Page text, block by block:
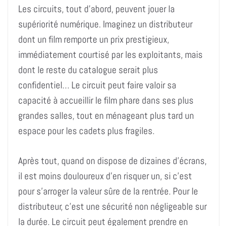
Les circuits, tout d’abord, peuvent jouer la
supériorité numérique. Imaginez un distributeur
dont un film remporte un prix prestigieux,
immédiatement courtisé par les exploitants, mais
dont le reste du catalogue serait plus
confidentiel… Le circuit peut faire valoir sa
capacité à accueillir le film phare dans ses plus
grandes salles, tout en ménageant plus tard un
espace pour les cadets plus fragiles.
Après tout, quand on dispose de dizaines d’écrans,
il est moins douloureux d’en risquer un, si c’est
pour s’arroger la valeur sûre de la rentrée. Pour le
distributeur, c’est une sécurité non négligeable sur
la durée. Le circuit peut également prendre en